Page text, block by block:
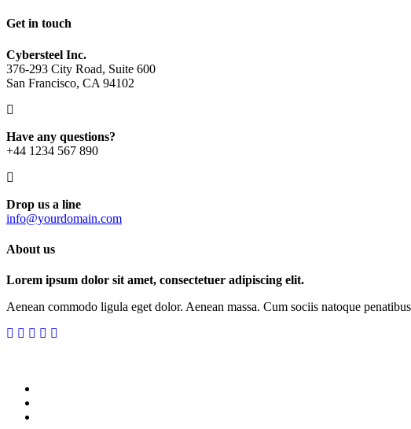
Get in touch
Cybersteel Inc.
376-293 City Road, Suite 600
San Francisco, CA 94102
Have any questions?
+44 1234 567 890
Drop us a line
info@yourdomain.com
About us
Lorem ipsum dolor sit amet, consectetuer adipiscing elit.
Aenean commodo ligula eget dolor. Aenean massa. Cum sociis natoque